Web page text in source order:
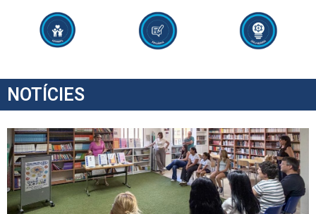
NOTÍCIES